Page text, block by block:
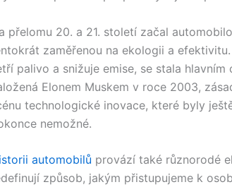
přelomu 20. a 21. století začal
zaměřenou na ekologii a
palivo a snižuje emise, se stala
Elonem Muskem v roce 2003,
technologické inovace, které byly
nemožné.
automobilů provází také různorodé
způsob, jakým přistupujeme k